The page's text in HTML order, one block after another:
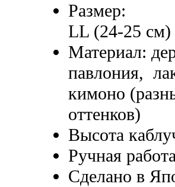
Размер:
LL (24-25 см)
Материал:
павлония,
кимоно
оттенков)
Высота
Ручная
Сделано в